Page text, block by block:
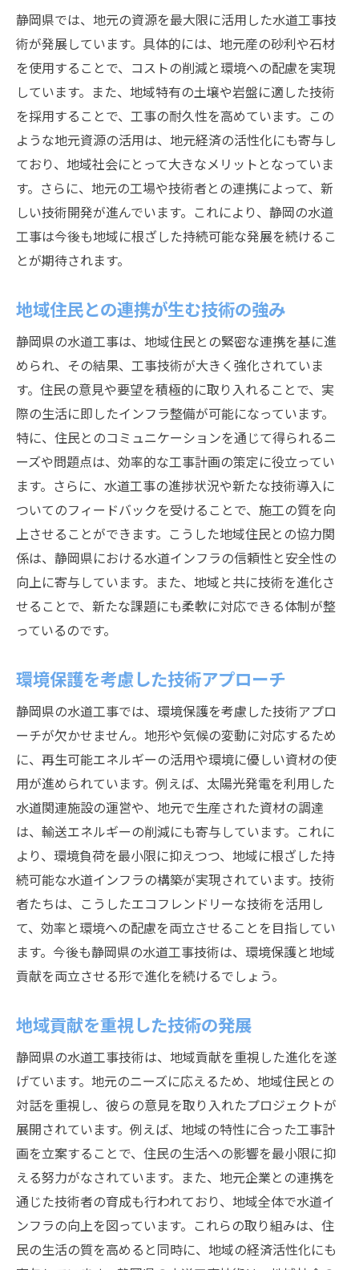
静岡県では、地元の資源を最大限に活用した水道工事技
術が発展しています。具体的には、地元産の砂利や石材
を使用することで、コストの削減と環境への配慮を実現
しています。また、地域特有の土壌や岩盤に適した技術
を採用することで、工事の耐久性を高めています。この
ような地元資源の活用は、地元経済の活性化にも寄与し
ており、地域社会にとって大きなメリットとなっていま
す。さらに、地元の工場や技術者との連携によって、新
しい技術開発が進んでいます。これにより、静岡の水道
工事は今後も地域に根ざした持続可能な発展を続けるこ
とが期待されます。
地域住民との連携が生む技術の強み
静岡県の水道工事は、地域住民との緊密な連携を基に進
められ、その結果、工事技術が大きく強化されていま
す。住民の意見や要望を積極的に取り入れることで、実
際の生活に即したインフラ整備が可能になっています。
特に、住民とのコミュニケーションを通じて得られるニ
ーズや問題点は、効率的な工事計画の策定に役立ってい
ます。さらに、水道工事の進捗状況や新たな技術導入に
ついてのフィードバックを受けることで、施工の質を向
上させることができます。こうした地域住民との協力関
係は、静岡県における水道インフラの信頼性と安全性の
向上に寄与しています。また、地域と共に技術を進化さ
せることで、新たな課題にも柔軟に対応できる体制が整
っているのです。
環境保護を考慮した技術アプローチ
静岡県の水道工事では、環境保護を考慮した技術アプロ
ーチが欠かせません。地形や気候の変動に対応するため
に、再生可能エネルギーの活用や環境に優しい資材の使
用が進められています。例えば、太陽光発電を利用した
水道関連施設の運営や、地元で生産された資材の調達
は、輸送エネルギーの削減にも寄与しています。これに
より、環境負荷を最小限に抑えつつ、地域に根ざした持
続可能な水道インフラの構築が実現されています。技術
者たちは、こうしたエコフレンドリーな技術を活用し
て、効率と環境への配慮を両立させることを目指してい
ます。今後も静岡県の水道工事技術は、環境保護と地域
貢献を両立させる形で進化を続けるでしょう。
地域貢献を重視した技術の発展
静岡県の水道工事技術は、地域貢献を重視した進化を遂
げています。地元のニーズに応えるため、地域住民との
対話を重視し、彼らの意見を取り入れたプロジェクトが
展開されています。例えば、地域の特性に合った工事計
画を立案することで、住民の生活への影響を最小限に抑
える努力がなされています。また、地元企業との連携を
通じた技術者の育成も行われており、地域全体で水道イ
ンフラの向上を図っています。これらの取り組みは、住
民の生活の質を高めると同時に、地域の経済活性化にも